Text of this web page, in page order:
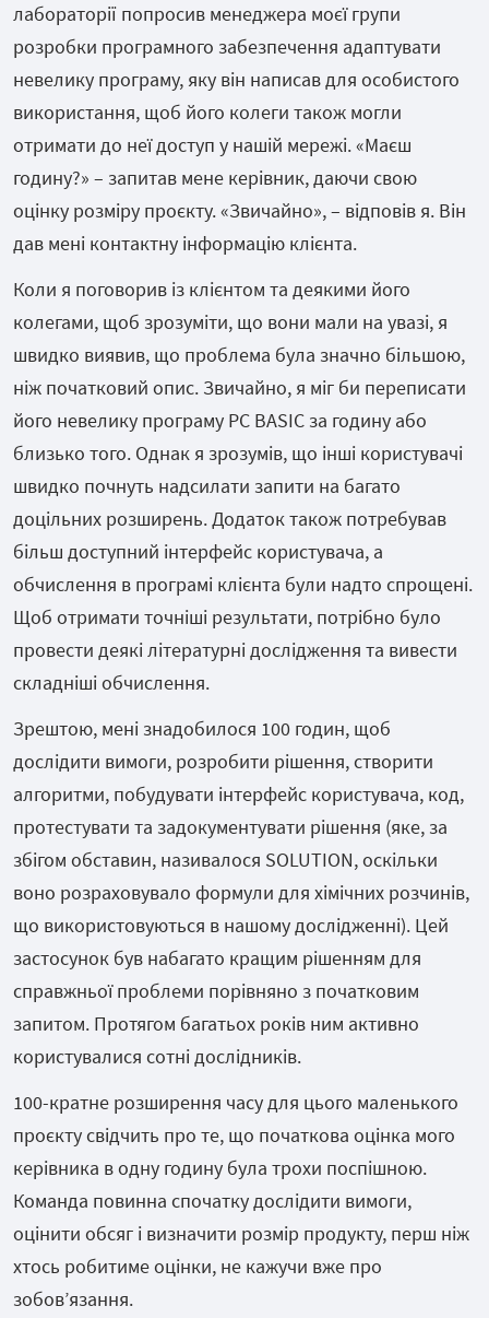
лабораторії попросив менеджера моєї групи
розробки програмного забезпечення адаптувати
невелику програму, яку він написав для особистого
використання, щоб його колеги також могли
отримати до неї доступ у нашій мережі. «Маєш
годину?» – запитав мене керівник, даючи свою
оцінку розміру проєкту. «Звичайно», – відповів я. Він
дав мені контактну інформацію клієнта.
Коли я поговорив із клієнтом та деякими його
колегами, щоб зрозуміти, що вони мали на увазі, я
швидко виявив, що проблема була значно більшою,
ніж початковий опис. Звичайно, я міг би переписати
його невелику програму PC BASIC за годину або
близько того. Однак я зрозумів, що інші користувачі
швидко почнуть надсилати запити на багато
доцільних розширень. Додаток також потребував
більш доступний інтерфейс користувача, а
обчислення в програмі клієнта були надто спрощені.
Щоб отримати точніші результати, потрібно було
провести деякі літературні дослідження та вивести
складніші обчислення.
Зрештою, мені знадобилося 100 годин, щоб
дослідити вимоги, розробити рішення, створити
алгоритми, побудувати інтерфейс користувача, код,
протестувати та задокументувати рішення (яке, за
збігом обставин, називалося SOLUTION, оскільки
воно розраховувало формули для хімічних розчинів,
що використовуються в нашому дослідженні). Цей
застосунок був набагато кращим рішенням для
справжньої проблеми порівняно з початковим
запитом. Протягом багатьох років ним активно
користувалися сотні дослідників.
100-кратне розширення часу для цього маленького
проєкту свідчить про те, що початкова оцінка мого
керівника в одну годину була трохи поспішною.
Команда повинна спочатку дослідити вимоги,
оцінити обсяг і визначити розмір продукту, перш ніж
хтось робитиме оцінки, не кажучи вже про
зобов’язання.